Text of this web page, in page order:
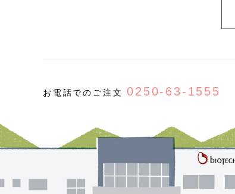
お電話でのご注文0250-63-1555